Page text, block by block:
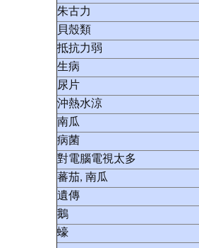
朱古力
貝殼類
抵抗力弱
生病
尿片
沖熱水涼
南瓜
病菌
對電腦電視太多
蕃茄, 南瓜
遺傳
鵝
蠔